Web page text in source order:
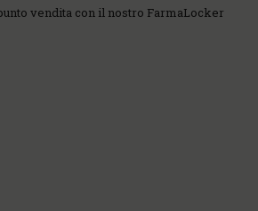
vendita con il nostro FarmaLocker